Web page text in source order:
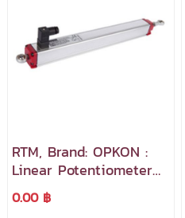
RTM, Brand: OPKON :
Linear Potentiometer
Ruby Series /
Advanced Desing
0.00 ฿